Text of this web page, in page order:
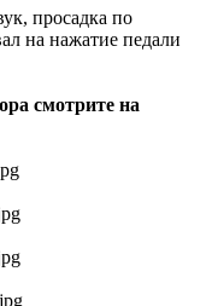
просадка по
на нажатие педали
смотрите на